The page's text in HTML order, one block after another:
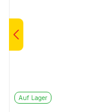
Auf Lager